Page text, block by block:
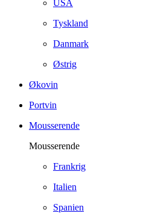
USA
Tyskland
Danmark
Østrig
Økovin
Portvin
Mousserende
Mousserende
Frankrig
Italien
Spanien